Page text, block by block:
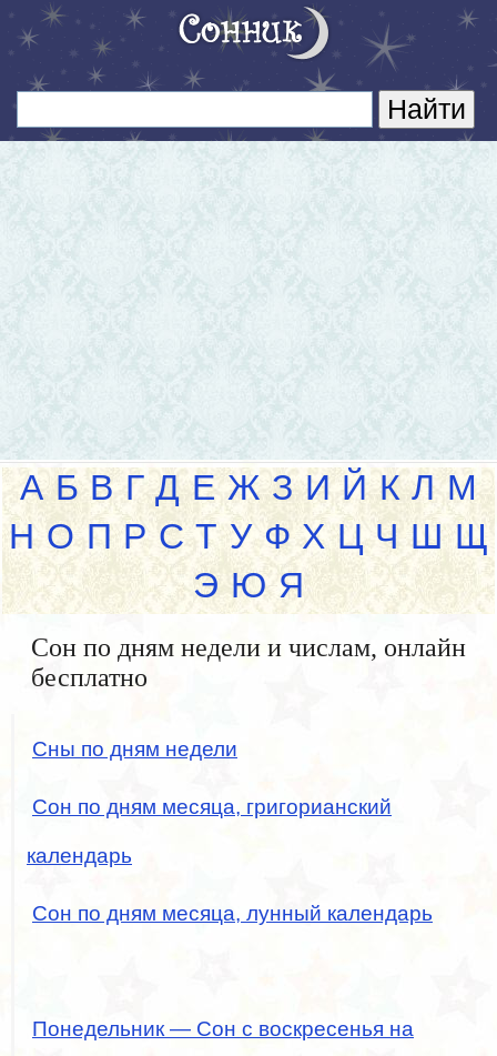
А Б В Г Д Е Ж З И Й К Л М
Н О П Р С Т У Ф Х Ц Ч Ш Щ
Э Ю Я
Сон по дням недели и числам, онлайн
бесплатно
Сны по дням недели
Сон по дням месяца, григорианский
календарь
Сон по дням месяца, лунный календарь
Понедельник — Сон с воскресенья на